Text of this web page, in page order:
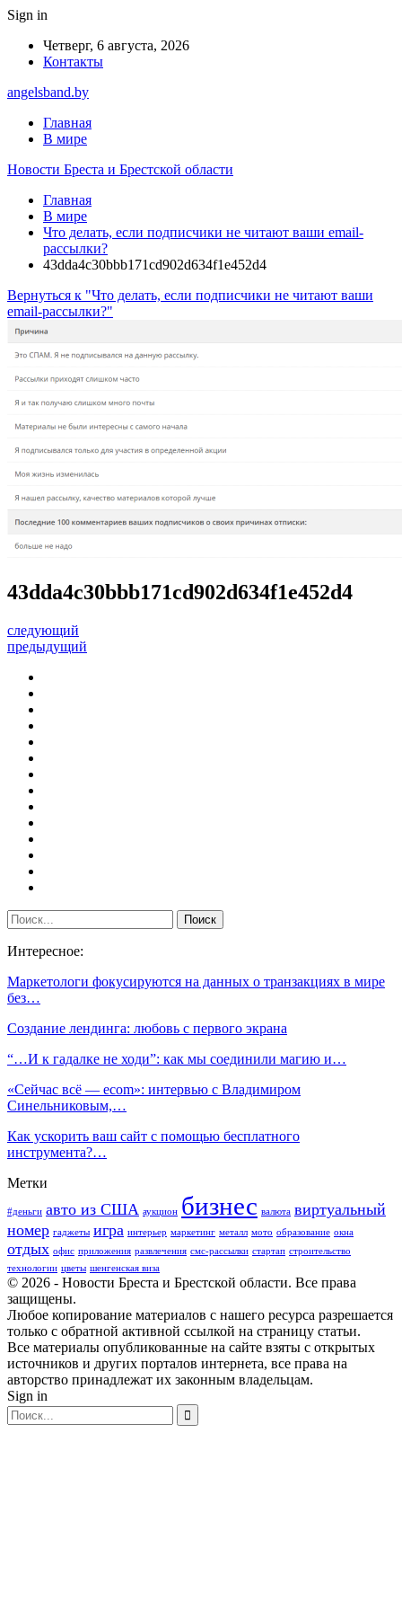
Sign in
Четверг, 6 августа, 2026
Контакты
angelsband.by
Главная
В мире
Новости Бреста и Брестской области
Главная
В мире
Что делать, если подписчики не читают ваши email-
рассылки?
43dda4c30bbb171cd902d634f1e452d4
Вернуться к "Что делать, если подписчики не читают ваши
email-рассылки?"
43dda4c30bbb171cd902d634f1e452d4
следующий
предыдущий
Интересное:
Маркетологи фокусируются на данных о транзакциях в мире
без…
Создание лендинга: любовь с первого экрана
“…И к гадалке не ходи”: как мы соединили магию и…
«Сейчас всё — ecom»: интервью с Владимиром
Синельниковым,…
Как ускорить ваш сайт с помощью бесплатного
инструмента?…
Метки
#деньги авто из США аукцион бизнес валюта виртуальный
номер гаджеты игра интерьер маркетинг металл мото образование окна
отдых офис приложения развлечения смс-рассылки стартап строительство
технологии цветы шенгенская виза
© 2026 - Новости Бреста и Брестской области. Все права
защищены.
Любое копирование материалов с нашего ресурса разрешается
только с обратной активной ссылкой на страницу статьи.
Все материалы опубликованные на сайте взяты с открытых
источников и других порталов интернета, все права на
авторство принадлежат их законным владельцам.
Sign in